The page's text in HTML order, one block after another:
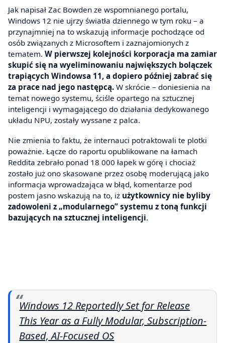
Jak napisał Zac Bowden ze wspomnianego portalu,
Windows 12 nie ujrzy światła dziennego w tym roku – a
przynajmniej na to wskazują informacje pochodzące od
osób związanych z Microsoftem i zaznajomionych z
tematem. W pierwszej kolejności korporacja ma zamiar
skupić się na wyeliminowaniu największych bolączek
trapiących Windowsa 11, a dopiero później zabrać się
za prace nad jego następcą. W skrócie – doniesienia na
temat nowego systemu, ściśle opartego na sztucznej
inteligencji i wymagającego do działania dedykowanego
układu NPU, zostały wyssane z palca.
Nie zmienia to faktu, że internauci potraktowali te plotki
poważnie. Łącze do raportu opublikowane na łamach
Reddita zebrało ponad 18 000 łapek w górę i chociaż
zostało już ono skasowane przez osobę moderującą jako
informacja wprowadzająca w błąd, komentarze pod
postem jasno wskazują na to, iż użytkownicy nie byliby
zadowoleni z „modularnego” systemu z toną funkcji
bazujących na sztucznej inteligencji.
Windows 12 Reportedly Set for Release
This Year as a Fully Modular, Subscription-
Based, AI-Focused OS